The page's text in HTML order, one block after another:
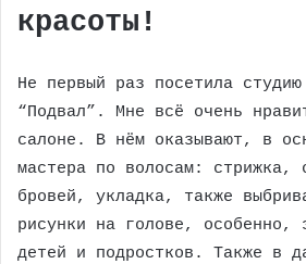
красоты!
Не первый раз посетила
“Подвал”. Мне всё очень
салоне. В нём оказывают, в
мастера по волосам: стрижка,
бровей, укладка, также
рисунки на голове, особенно,
детей и подростков. Также в